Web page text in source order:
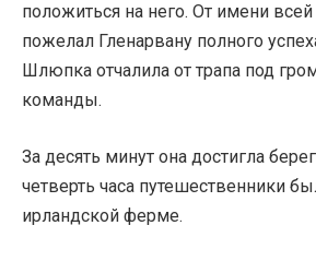
положиться на него. От имени
пожелал Гленарвану полного
Шлюпка отчалила от трапа под
команды.
За десять минут она достигла
четверть часа путешественники
ирландской ферме.